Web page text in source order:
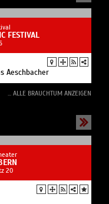
FESTIVAL
Aeschbacher
... ALLE BRAUCHTUM ANZEIGEN
20